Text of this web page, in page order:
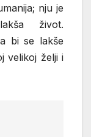
nju je
život.
bi se lakše
velikoj želji i